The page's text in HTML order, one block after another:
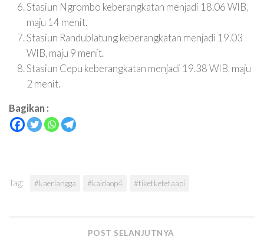
Stasiun Ngrombo keberangkatan menjadi 18.06 WIB,
maju 14 menit.
Stasiun Randublatung keberangkatan menjadi 19.03
WIB, maju 9 menit.
Stasiun Cepu keberangkatan menjadi 19.38 WIB, maju
2 menit.
Bagikan :
Tag: #kaerlangga #kaidaop4 #tiketketetaapi
POST SELANJUTNYA